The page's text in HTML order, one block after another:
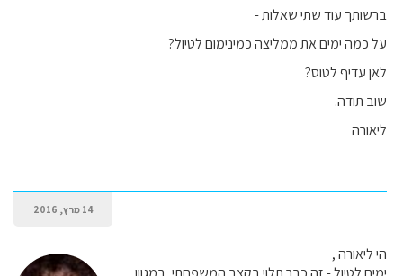
ברשותך עוד שתי שאלות -
על כמה ימים את ממליצה כמינימום לטיול?
לאן עדיף לטוס?
שוב תודה.
ליאורה
14 מרץ, 2016
הי ליאורה ,